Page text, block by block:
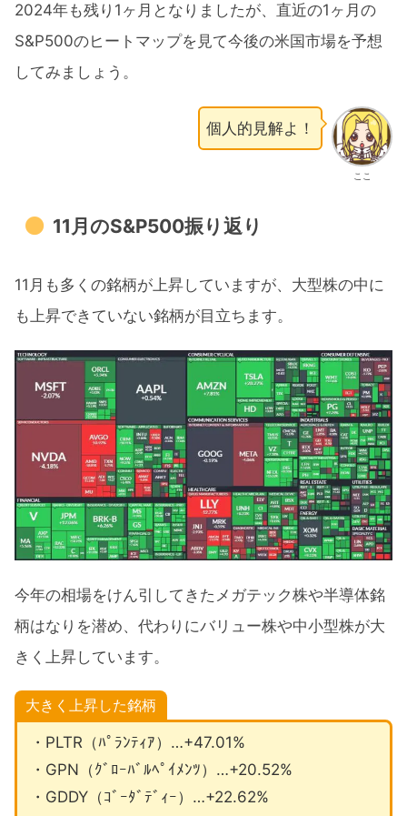
2024年も残り1ヶ月となりましたが、直近の1ヶ月の
S&P500のヒートマップを見て今後の米国市場を予想
してみましょう。
ここ
個人的見解よ！
11月のS&P500振り返り
11月も多くの銘柄が上昇していますが、大型株の中に
も上昇できていない銘柄が目立ちます。
今年の相場をけん引してきたメガテック株や半導体銘
柄はなりを潜め、代わりにバリュー株や中小型株が大
きく上昇しています。
大きく上昇した銘柄
・PLTR（ﾊﾟﾗﾝﾃｨｱ）…+47.01%
・GPN（ｸﾞﾛｰﾊﾞﾙﾍﾟｲﾒﾝﾂ）…+20.52%
・GDDY（ｺﾞｰﾀﾞﾃﾞｨｰ）…+22.62%